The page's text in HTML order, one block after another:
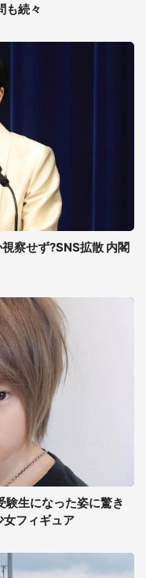
も続々
察せず?SNS拡散 内閣
験生になった姿に驚き
女フィギュア